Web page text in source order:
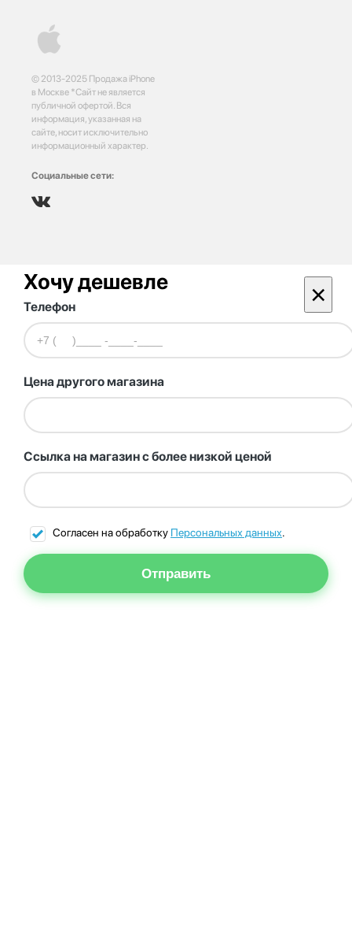
© 2013-2025 Продажа iPhone
в Москве *Сайт не является
публичной офертой. Вся
информация, указанная на
сайте, носит исключительно
информационный характер.
Социальные сети:
Хочу дешевле ×
Телефон
Цена другого магазина
Ссылка на магазин с более низкой ценой
Согласен на обработку Персональных данных.
Отправить